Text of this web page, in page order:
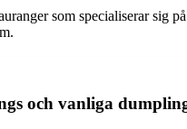
som specialiserar sig
och vanliga